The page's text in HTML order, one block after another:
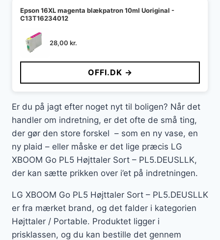
Epson 16XL magenta blækpatron 10ml Uoriginal -
C13T16234012
28,00 kr.
OFFI.DK →
Er du på jagt efter noget nyt til boligen? Når det
handler om indretning, er det ofte de små ting,
der gør den store forskel – som en ny vase, en
ny plaid – eller måske er det lige præcis LG
XBOOM Go PL5 Højttaler Sort – PL5.DEUSLLK,
der kan sætte prikken over i’et på indretningen.
LG XBOOM Go PL5 Højttaler Sort – PL5.DEUSLLK
er fra mærket brand, og det falder i kategorien
Højttaler / Portable. Produktet ligger i
prisklassen, og du kan bestille det gennem